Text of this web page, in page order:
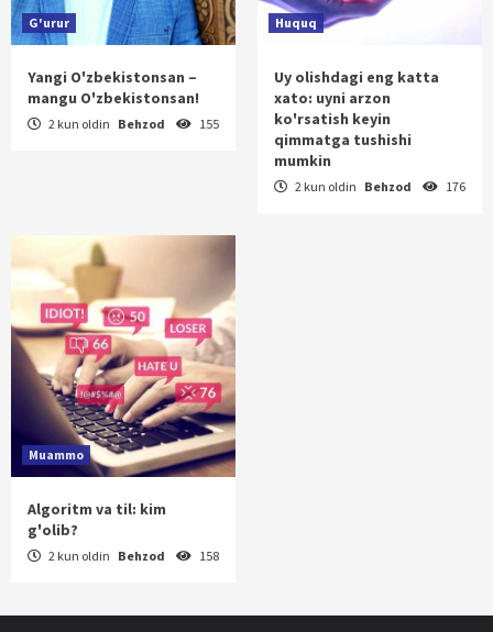
G'urur
Yangi O'zbekistonsan –
mangu O'zbekistonsan!
2 kun oldin Behzod 155
Huquq
Uy olishdagi eng katta
xato: uyni arzon
ko'rsatish keyin
qimmatga tushishi
mumkin
2 kun oldin Behzod 176
Muammo
Algoritm va til: kim
g'olib?
2 kun oldin Behzod 158